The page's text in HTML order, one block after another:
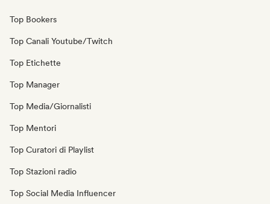
Top Bookers
Top Canali Youtube/Twitch
Top Etichette
Top Manager
Top Media/Giornalisti
Top Mentori
Top Curatori di Playlist
Top Stazioni radio
Top Social Media Influencer